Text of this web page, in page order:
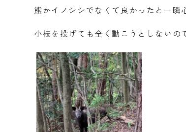
熊かイノシシでなくて良かったと一瞬
小枝を投げても全く動こうとしないの